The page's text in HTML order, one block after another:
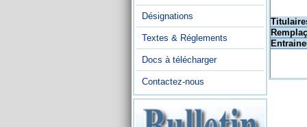
Désignations
Textes & Réglements
Docs à télécharger
Contactez-nous